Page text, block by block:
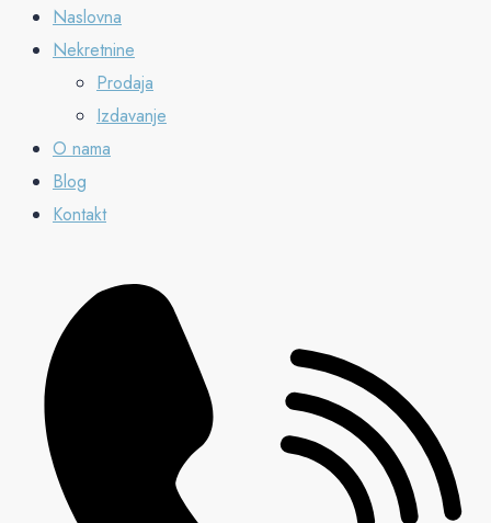
Naslovna
Nekretnine
Prodaja
Izdavanje
O nama
Blog
Kontakt